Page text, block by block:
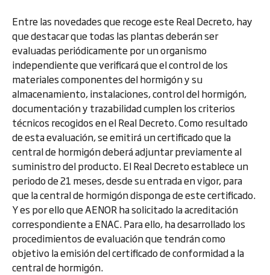
Entre las novedades que recoge este Real Decreto, hay
que destacar que todas las plantas deberán ser
evaluadas periódicamente por un organismo
independiente que verificará que el control de los
materiales componentes del hormigón y su
almacenamiento, instalaciones, control del hormigón,
documentación y trazabilidad cumplen los criterios
técnicos recogidos en el Real Decreto. Como resultado
de esta evaluación, se emitirá un certificado que la
central de hormigón deberá adjuntar previamente al
suministro del producto. El Real Decreto establece un
periodo de 21 meses, desde su entrada en vigor, para
que la central de hormigón disponga de este certificado.
Y es por ello que AENOR ha solicitado la acreditación
correspondiente a ENAC. Para ello, ha desarrollado los
procedimientos de evaluación que tendrán como
objetivo la emisión del certificado de conformidad a la
central de hormigón.